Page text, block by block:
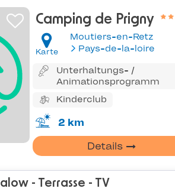
Camping de Prigny
Karte
Moutiers-en-Retz
Pays-de-la-loire
Unterhaltungs- /
Animationsprogramm
Kinderclub
2 km
Details
- Terrasse - TV